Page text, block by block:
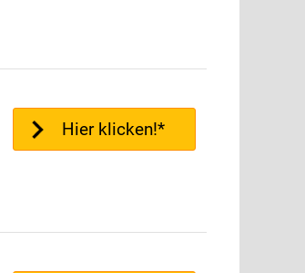
Hier klicken!*